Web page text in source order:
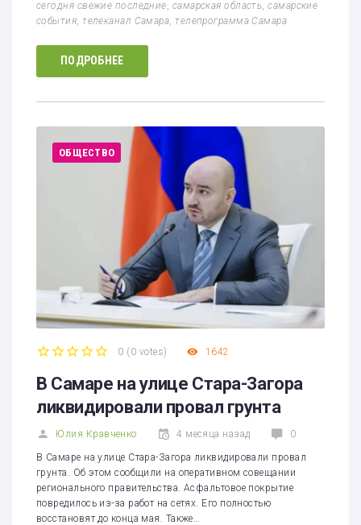
сегодня свежие последние, самарская область,самарские
события,телеканал Самара,телепрограмма Самара
ПОДРОБНЕЕ
ОБЩЕСТВО
0 ( 0 votes) 1642
В Самаре на улице Стара-Загора
ликвидировали провал грунта
Юлия Кравченко 4 месяца назад 0
В Самаре на улице Стара-Загора ликвидировали провал
грунта. Об этом сообщили на оперативном совещании
регионального правительства. Асфальтовое покрытие
повредилось из-за работ на сетях. Его полностью
восстановят до конца мая. Также…